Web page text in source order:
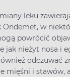
leku
Ondemet, w
powrócić
jak nieżyt nosa i
odczuwać
mięśni i stawów,